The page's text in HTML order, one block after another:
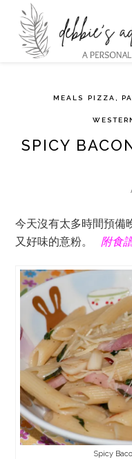
MEALS PIZZA,
SPICY
今天沒有太多時間預備
又好味的意粉。附食
Spicy